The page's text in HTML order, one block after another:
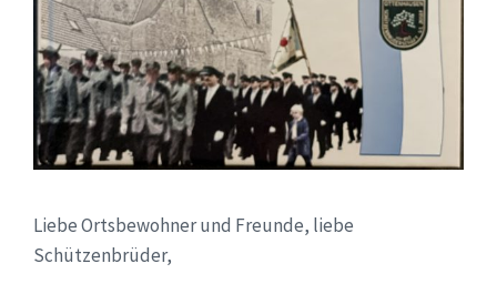
Liebe Ortsbewohner und Freunde, liebe
Schützenbrüder,